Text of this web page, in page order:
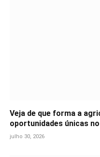
Veja de que forma a
oportunidades únicas
julho 30, 2026